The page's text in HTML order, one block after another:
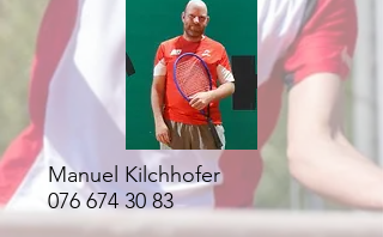
Manuel Kilchhofer
076 674 30 83